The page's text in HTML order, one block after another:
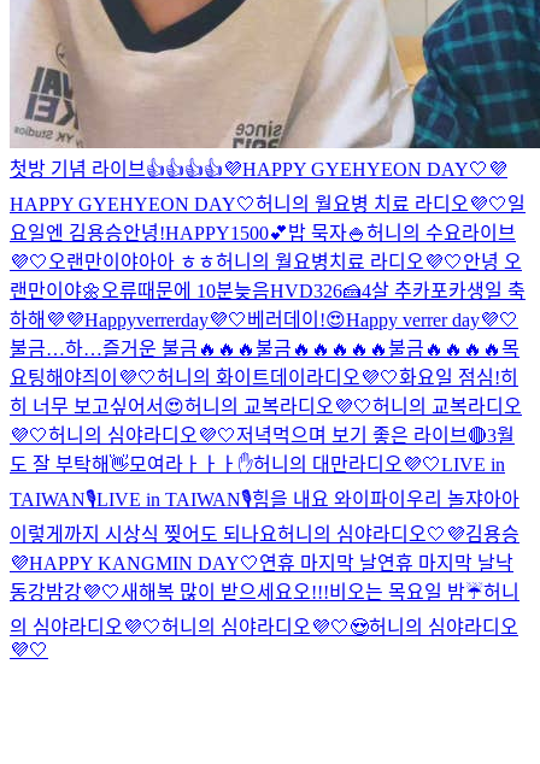
첫방 기념 라이브👍👍👍👍💜HAPPY GYEHYEON DAY🤍 💜
HAPPY GYEHYEON DAY🤍허니의 월요병 치료 라디오💜🤍일
요일엔 김용승안녕!HAPPY1500💕밥 묵자🍚허니의 수요라이브
💜🤍 오랜만이야아아 ㅎㅎ허니의 월요병치료 라디오💜🤍안녕 오
랜만이야🌼 오류때문에 10분늦음HVD326🍰4살 추카포카생일 축
하해💜💜Happyverrerday💜🤍베러데이!😍Happy verrer day💜🤍
불금…하…즐거운 불금🔥🔥🔥불금🔥🔥🔥🔥🔥불금🔥🔥🔥🔥목
요팅해야즤이💜🤍허니의 화이트데이라디오💜🤍화요일 점심!히
히 너무 보고싶어서😍허니의 교복라디오💜🤍허니의 교복라디오
💜🤍허니의 심야라디오💜🤍저녁먹으며 보기 좋은 라이브🔴3월
도 잘 부탁해👋모여라ㅏㅏㅏ✋허니의 대만라디오💜🤍LIVE in
TAIWAN🎙️LIVE in TAIWAN🎙️힘을 내요 와이파이 우리 놀쟈아아
이렇게까지 시상식 찢어도 되나요허니의 심야라디오🤍💜김용승
💜HAPPY KANGMIN DAY🤍연휴 마지막 날연휴 마지막 날낙
동강밤강💜🤍새해복 많이 받으세요오!!!비오는 목요일 밤☔️허니
의 심야라디오💜🤍허니의 심야라디오💜🤍😍허니의 심야라디오
💜🤍